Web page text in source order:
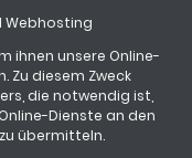
Webhosting
ihnen unsere Online-
Zu diesem Zweck
die notwendig ist,
Dienste an den
übermitteln.